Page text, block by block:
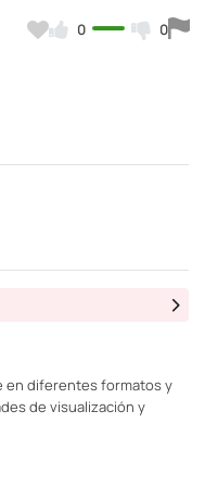
0 0
en diferentes formatos y
de visualización y